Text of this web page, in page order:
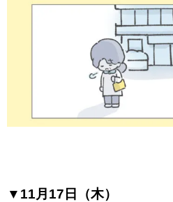
▼11月17日（木）